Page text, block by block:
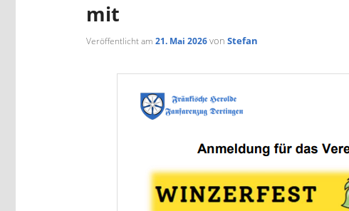
mit
Veröffentlicht am 21. Mai 2026von Stefan